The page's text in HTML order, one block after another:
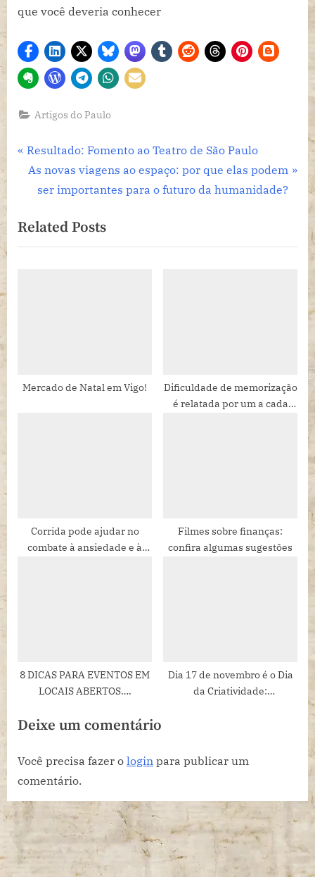
Artigos do Paulo
Navegação
de
P
r
i
o
:
Resultado: Fomento ao Teatro de São Paulo
N
t
P
As novas viagens ao espaço: por que elas podem
ser importantes para o futuro da humanidade?
Related Posts
Mercado de Natal em Vigo!
Dificuldade de memorização
é relatada por um a cada
Corrida pode ajudar no
combate à ansiedade e à
Filmes sobre finanças:
confira algumas sugestões
8 DICAS PARA EVENTOS EM
LOCAIS ABERTOS….
Dia 17 de novembro é o Dia
da Criatividade:
Deixe um comentário
Você precisa fazer o login para publicar um
comentário.